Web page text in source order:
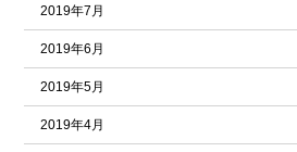
2019年7月
2019年6月
2019年5月
2019年4月